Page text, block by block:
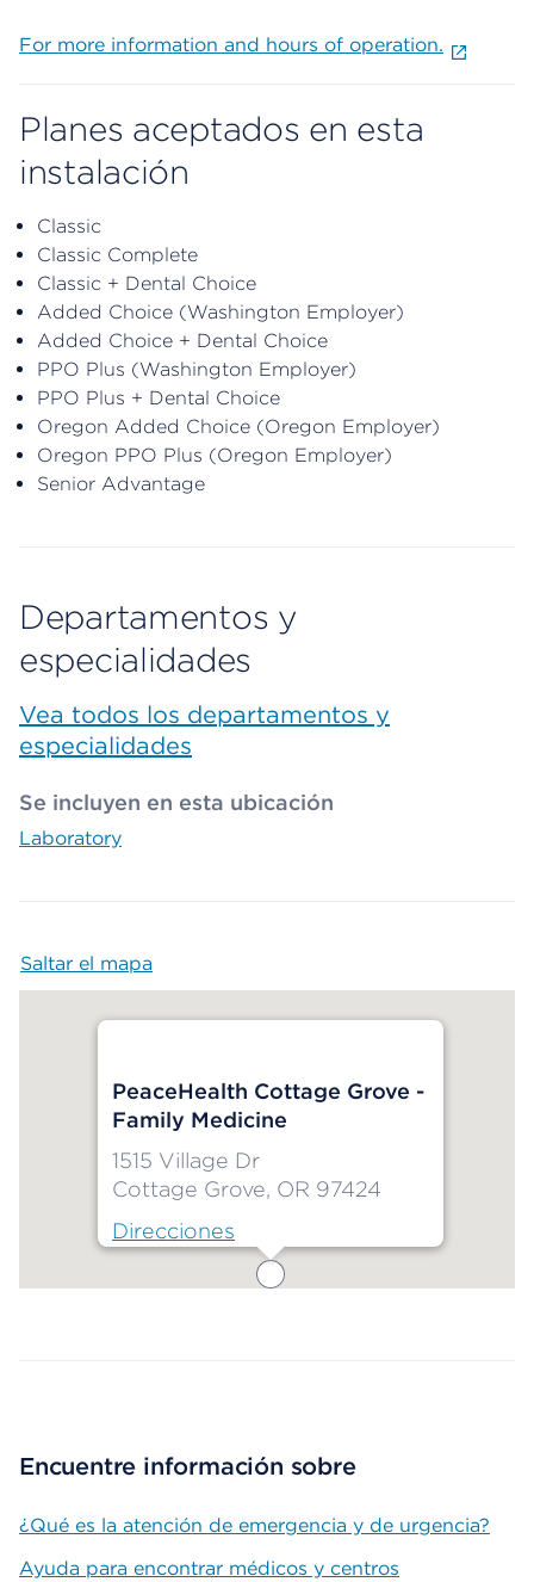
For more information and hours of operation.
Planes aceptados en esta
instalación
Classic
Classic Complete
Classic + Dental Choice
Added Choice (Washington Employer)
Added Choice + Dental Choice
PPO Plus (Washington Employer)
PPO Plus + Dental Choice
Oregon Added Choice (Oregon Employer)
Oregon PPO Plus (Oregon Employer)
Senior Advantage
Departamentos y
especialidades
Vea todos los departamentos y
especialidades
Se incluyen en esta ubicación
Laboratory
Saltar el mapa
PeaceHealth Cottage Grove -
Family Medicine
1515 Village Dr
Cottage Grove, OR 97424
Direcciones
Encuentre información sobre
¿Qué es la atención de emergencia y de urgencia?
Ayuda para encontrar médicos y centros